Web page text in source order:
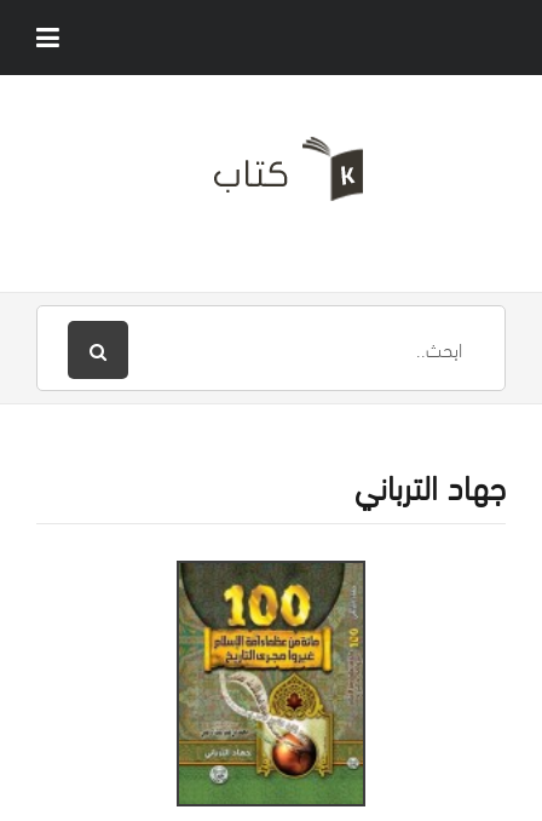
جهاد الترباني